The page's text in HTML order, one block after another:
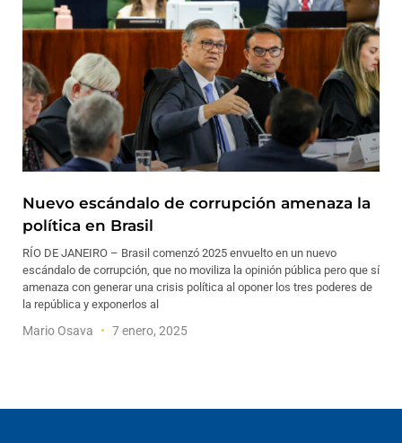
Nuevo escándalo de corrupción amenaza la
política en Brasil
RÍO DE JANEIRO – Brasil comenzó 2025 envuelto en un nuevo
escándalo de corrupción, que no moviliza la opinión pública pero que sí
amenaza con generar una crisis política al oponer los tres poderes de
la república y exponerlos al
Mario Osava 7 enero, 2025